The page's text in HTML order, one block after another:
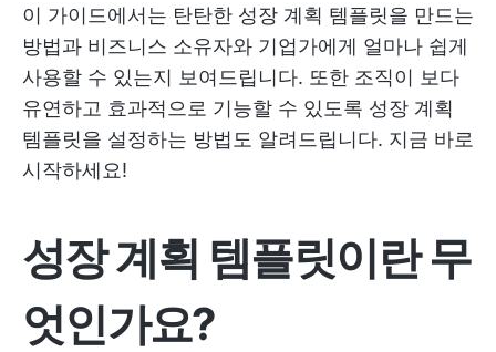
이 가이드에서는 탄탄한 성장 계획 템플릿을 만드는
방법과 비즈니스 소유자와 기업가에게 얼마나 쉽게
사용할 수 있는지 보여드립니다. 또한 조직이 보다
유연하고 효과적으로 기능할 수 있도록 성장 계획
템플릿을 설정하는 방법도 알려드립니다. 지금 바로
시작하세요!
성장 계획 템플릿이란 무
엇인가요?